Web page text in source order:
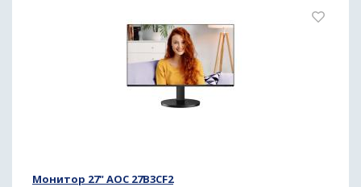
Монитор 27" AOC 27B3CF2